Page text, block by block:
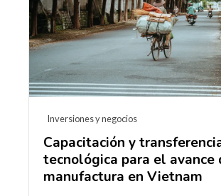
Inversiones y negocios
Capacitación y
tecnológica para el avance
manufactura en Vietnam